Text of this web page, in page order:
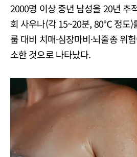
2000명 이상 중년 남성을 20년 추
회 사우나(각 15~20분, 80℃ 정도)
룹 대비 치매·심장마비·뇌줄종 위
소한 것으로 나타났다.